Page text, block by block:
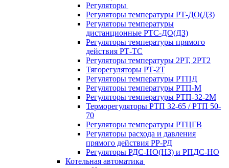
Регуляторы
Регуляторы температуры РТ-ДО(ДЗ)
Регуляторы температуры
дистанционные РТС-ДО(ДЗ)
Регуляторы температуры прямого
действия РТ-ТС
Регуляторы температуры 2РТ, 2РT2
Тягорегуляторы РТ-2Т
Регуляторы температуры РТПД
Регуляторы температуры РТП-M
Регуляторы температуры РТП-32-2М
Терморегуляторы РТП 32-65 / РТП 50-
70
Регуляторы температуры РТЦГВ
Регуляторы расхода и давления
прямого действия РР-РД
Регуляторы РДС-НО(НЗ) и РПДС-НО
Котельная автоматика